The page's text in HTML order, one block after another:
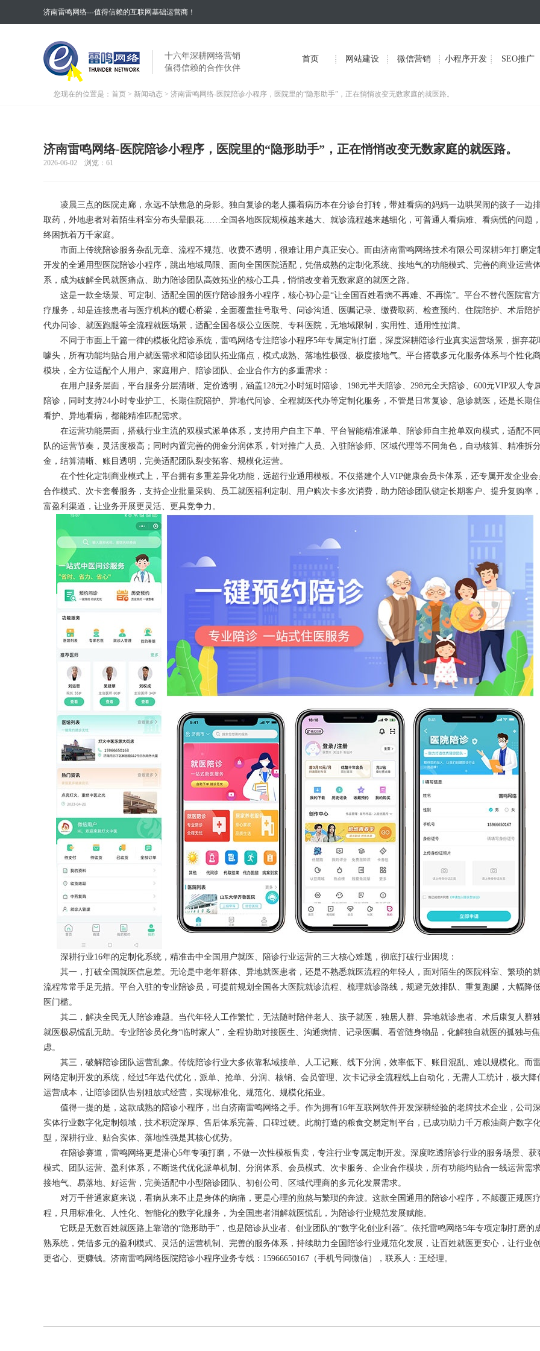
济南雷鸣网络---值得信赖的互联网基础运营商！
十六年深耕网络营销
值得信赖的合作伙伴
首页 网站建设 微信营销 小程序开发 SEO推广
您现在的位置是： 首页 > 新闻动态 > 济南雷鸣网络-医院陪诊小程序，医院里的“隐形助手”，正在悄悄改变无数家庭的就医路。
济南雷鸣网络-医院陪诊小程序，医院里的“隐形助手”，正在悄悄改变无数家庭的就医路。
2026-06-02 浏览： 61
凌晨三点的医院走廊，永远不缺焦急的身影。独自复诊的老人攥着病历本在分诊台打转，带娃看病的妈妈一边哄哭闹的孩子一边
取药，外地患者对着陌生科室分布头晕眼花……全国各地医院规模越来越大、就诊流程越来越细化，可普通人看病难、看病慌的问题
终困扰着万千家庭。
市面上传统陪诊服务杂乱无章、流程不规范、收费不透明，很难让用户真正安心。而由济南雷鸣网络技术有限公司深耕5年打磨定
开发的全通用型医院陪诊小程序，跳出地域局限、面向全国医院适配，凭借成熟的定制化系统、接地气的功能模式、完善的商业运营
系，成为破解全民就医痛点、助力陪诊团队高效拓业的核心工具，悄悄改变着无数家庭的就医之路。
这是一款全场景、可定制、适配全国的医疗陪诊服务小程序，核心初心是“让全国百姓看病不再难、不再慌”。平台不替代医院官
疗服务，却是连接患者与医疗机构的暖心桥梁，全面覆盖挂号取号、问诊沟通、医嘱记录、缴费取药、检查预约、住院陪护、术后陪护
代办问诊、就医跑腿等全流程就医场景，适配全国各级公立医院、专科医院，无地域限制，实用性、通用性拉满。
不同于市面上千篇一律的模板化陪诊系统，雷鸣网络专注陪诊小程序5年专属定制打磨，深度深耕陪诊行业真实运营场景，摒弃花
噱头，所有功能均贴合用户就医需求和陪诊团队拓业痛点，模式成熟、落地性极强、极度接地气。平台搭载多元化服务体系与个性化
模块，全方位适配个人用户、家庭用户、陪诊团队、企业合作方的多重需求：
在用户服务层面，平台服务分层清晰、定价透明，涵盖128元2小时短时陪诊、198元半天陪诊、298元全天陪诊、600元VIP双人专
陪诊，同时支持24小时专业护工、长期住院陪护、异地代问诊、全程就医代办等定制化服务，不管是日常复诊、急诊就医，还是长期
看护、异地看病，都能精准匹配需求。
在运营功能层面，搭载行业主流的双模式派单体系，支持用户自主下单、平台智能精准派单、陪诊师自主抢单双向模式，适配不
队的运营节奏，灵活度极高；同时内置完善的佣金分润体系，针对推广人员、入驻陪诊师、区域代理等不同角色，自动核算、精准拆
金，结算清晰、账目透明，完美适配团队裂变拓客、规模化运营。
在个性化定制商业模式上，平台拥有多重差异化功能，远超行业通用模板。不仅搭建个人VIP健康会员卡体系，还专属开发企业会
合作模式、次卡套餐服务，支持企业批量采购、员工就医福利定制、用户购次卡多次消费，助力陪诊团队锁定长期客户、提升复购率
富盈利渠道，让业务开展更灵活、更具竞争力。
深耕行业16年的定制化系统，精准击中全国用户就医、陪诊行业运营的三大核心难题，彻底打破行业困境：
其一，打破全国就医信息差。无论是中老年群体、异地就医患者，还是不熟悉就医流程的年轻人，面对陌生的医院科室、繁琐的
流程常常手足无措。平台入驻的专业陪诊员，可提前规划全国各大医院就诊流程、梳理就诊路线，规避无效排队、重复跑腿，大幅降
医门槛。
其二，解决全民无人陪诊难题。当代年轻人工作繁忙，无法随时陪伴老人、孩子就医，独居人群、异地就诊患者、术后康复人群
就医极易慌乱无助。专业陪诊员化身“临时家人”，全程协助对接医生、沟通病情、记录医嘱、看管随身物品，化解独自就医的孤独与焦
虑。
其三，破解陪诊团队运营乱象。传统陪诊行业大多依靠私域接单、人工记账、线下分润，效率低下、账目混乱、难以规模化。而
网络定制开发的系统，经过5年迭代优化，派单、抢单、分润、核销、会员管理、次卡记录全流程线上自动化，无需人工统计，极大降
运营成本，让陪诊团队告别粗放式经营，实现标准化、规范化、规模化拓业。
值得一提的是，这款成熟的陪诊小程序，出自济南雷鸣网络之手。作为拥有16年互联网软件开发深耕经验的老牌技术企业，公司
实体行业数字化定制领域，技术积淀深厚、售后体系完善、口碑过硬。此前打造的粮食交易定制平台，已成功助力千万粮油商户数字
型，深耕行业、贴合实体、落地性强是其核心优势。
在陪诊赛道，雷鸣网络更是潜心5年专项打磨，不做一次性模板售卖，专注行业专属定制开发。深度吃透陪诊行业的服务场景、获
模式、团队运营、盈利体系，不断迭代优化派单机制、分润体系、会员模式、次卡服务、企业合作模块，所有功能均贴合一线运营需求
接地气、易落地、好运营，完美适配中小型陪诊团队、初创公司、区域代理商的多元化发展需求。
对万千普通家庭来说，看病从来不止是身体的病痛，更是心理的煎熬与繁琐的奔波。这款全国通用的陪诊小程序，不颠覆正规医
程，只用标准化、人性化、智能化的数字化服务，为全国患者消解就医慌乱，为陪诊行业规范发展赋能。
它既是无数百姓就医路上靠谱的“隐形助手”，也是陪诊从业者、创业团队的“数字化创业利器”。依托雷鸣网络5年专项定制打磨的
熟系统，凭借多元的盈利模式、灵活的运营机制、完善的服务体系，持续助力全国陪诊行业规范化发展，让百姓就医更安心，让行业
更省心、更赚钱。济南雷鸣网络医院陪诊小程序业务专线：15966650167（手机号同微信），联系人：王经理。